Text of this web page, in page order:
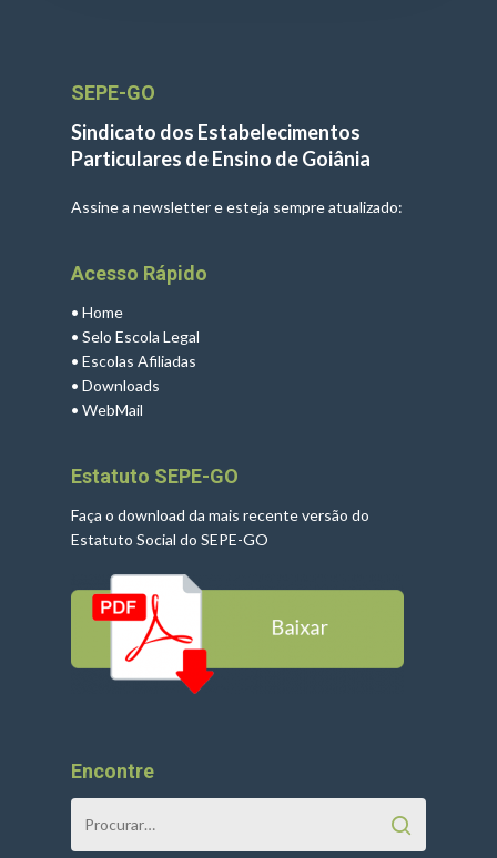
SEPE-GO
Sindicato dos Estabelecimentos
Particulares de Ensino de Goiânia
Assine a newsletter e esteja sempre atualizado:
Acesso Rápido
• Home
• Selo Escola Legal
• Escolas Afiliadas
• Downloads
• WebMail
Estatuto SEPE-GO
Faça o download da mais recente versão do
Estatuto Social do SEPE-GO
Encontre